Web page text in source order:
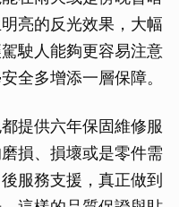
亮的反光效果，大幅
駛人能夠更容易注意
全多增添一層保障。
提供六年保固維修服
損、損壞或是零件需
服務支援，真正做到